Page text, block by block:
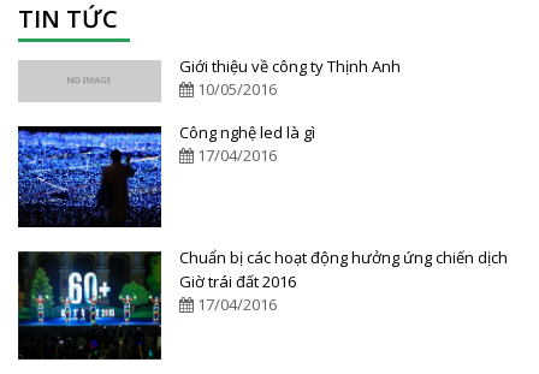
TIN TỨC
Giới thiệu về công ty Thịnh Anh
10/05/2016
Công nghệ led là gì
17/04/2016
Chuẩn bị các hoạt động hưởng ứng chiến dịch
Giờ trái đất 2016
17/04/2016